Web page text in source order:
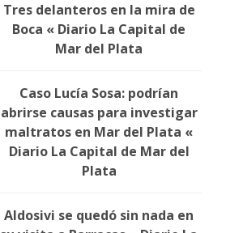
Tres delanteros en la mira de
Boca « Diario La Capital de
Mar del Plata
Caso Lucía Sosa: podrían
abrirse causas para investigar
maltratos en Mar del Plata «
Diario La Capital de Mar del
Plata
Aldosivi se quedó sin nada en